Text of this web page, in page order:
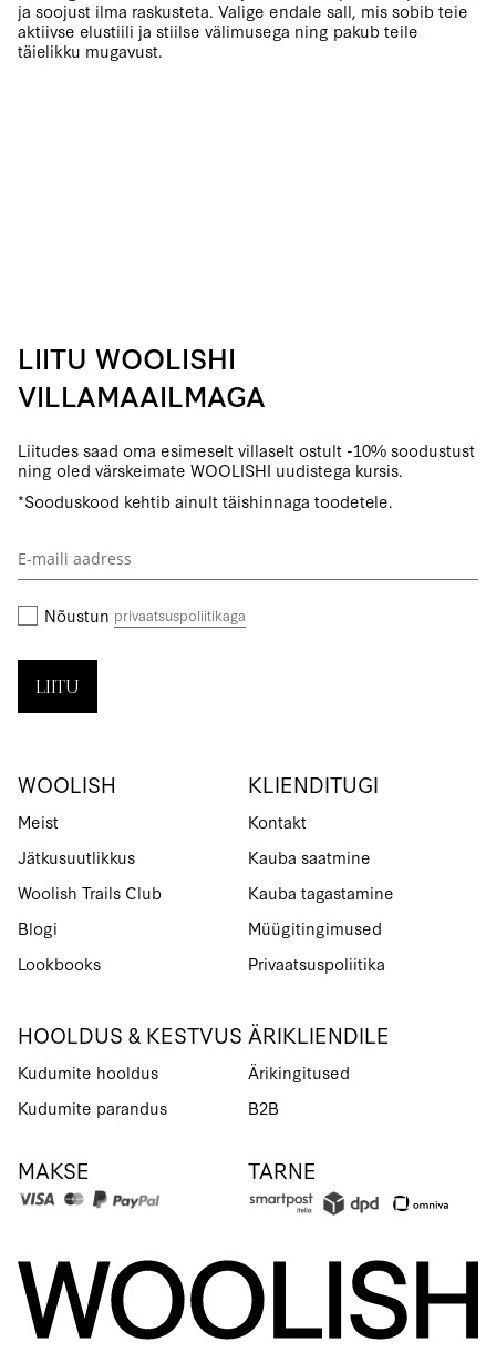
ja soojust ilma raskusteta. Valige endale sall, mis sobib teie
aktiivse elustiili ja stiilse välimusega ning pakub teile
täielikku mugavust.
LIITU WOOLISHI
VILLAMAAILMAGA
Liitudes saad oma esimeselt villaselt ostult -10% soodustust
ning oled värskeimate WOOLISHI uudistega kursis.
*Sooduskood kehtib ainult täishinnaga toodetele.
Liitu
Nõustun privaatsuspoliitikaga
LIITU
WOOLISH
Meist
Jätkusuutlikkus
Woolish Trails Club
Blogi
Lookbooks
HOOLDUS & KESTVUS
Kudumite hooldus
Kudumite parandus
KLIENDITUGI
Kontakt
Kauba saatmine
Kauba tagastamine
Müügitingimused
Privaatsuspoliitika
ÄRIKLIENDILE
Ärikingitused
B2B
MAKSE TARNE